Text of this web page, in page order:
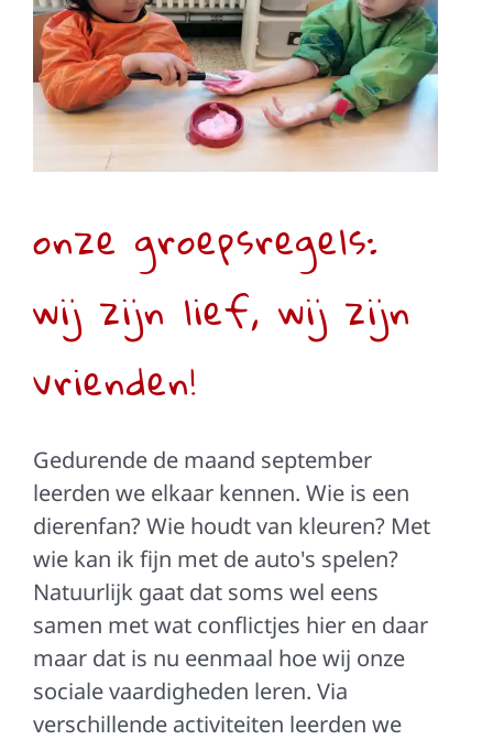
vrienden!
Eerste kleuterklas
onze groepsregels:
wij zijn lief, wij zijn
vrienden!
Gedurende de maand september
leerden we elkaar kennen. Wie is een
dierenfan? Wie houdt van kleuren? Met
wie kan ik fijn met de auto's spelen?
Natuurlijk gaat dat soms wel eens
samen met wat conflictjes hier en daar
maar dat is nu eenmaal hoe wij onze
sociale vaardigheden leren. Via
verschillende activiteiten leerden we